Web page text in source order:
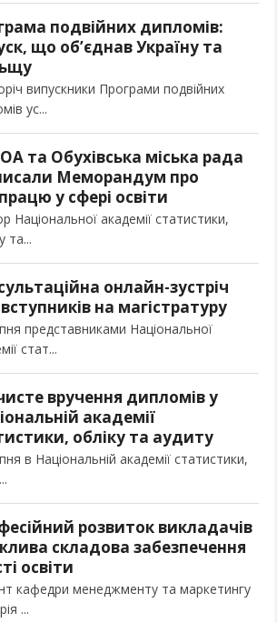
подвійних дипломів:
що об’єднав Україну та
випускники Програми подвійних
ус
та Обухівська міська рада
Меморандум про
у сфері освіти
Національної академії статистики,
та
онлайн-зустріч
на магістратуру
представниками Національної
стат
вручення дипломів у
академії
обліку та аудиту
в Національній академії статистики,
розвиток викладачів
складова забезпечення
освіти
кафедри менеджменту та маркетингу